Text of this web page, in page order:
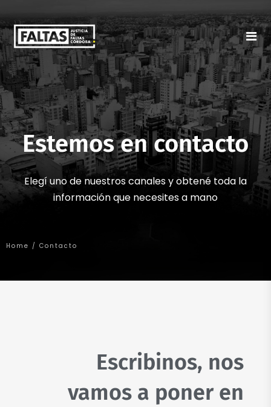
Estemos en contacto
Elegí uno de nuestros canales y obtené toda la
información que necesites a mano
Home / Contacto
Escribinos, nos
vamos a poner en